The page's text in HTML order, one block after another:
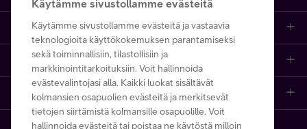
Puhelinliittymät
Mobiililaajakaista
Kodin laajakaista
Tarjoukset
iPhone 17
Samsung S26
Asiakastuki netissä
Etsi apua ja ohjeita
Tilauksen peruuttaminen
Ota yhteyttä
Asiakaspalvelun yhteystiedot
Telia Finland
Käytämme sivustollamme evästeitä
Käytämme sivustollamme evästeitä ja vastaavia
teknologioita käyttökokemuksen parantamiseksi
sekä toiminnallisiin, tilastollisiin ja
markkinointitarkoituksiin. Voit hallinnoida
evästevalintojasi alla. Kaikki luokat sisältävät
kolmansien osapuolien evästeitä ja merkitsevät
tietojen siirtämistä kolmansille osapuolille. Voit
hallinnoida evästeitä tai poistaa ne käytöstä milloin